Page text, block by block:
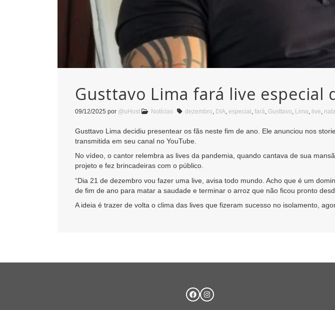
Gusttavo Lima fará live
09/12/2025 por @uHost Notícias dezembro DIA especial fará Gusttavo Lima live
Gusttavo Lima decidiu presentear os fãs neste fim de ano. Ele anunciou nos
transmitida em seu canal no YouTube.
No vídeo, o cantor relembra as lives da pandemia, quando cantava de sua
projeto e fez brincadeiras com o público.
“Dia 21 de dezembro vou fazer uma live, avisa todo mundo. Acho que é um
de fim de ano para matar a saudade e terminar o arroz que não ficou pronto
A ideia é trazer de volta o clima das lives que fizeram sucesso no isolamento,